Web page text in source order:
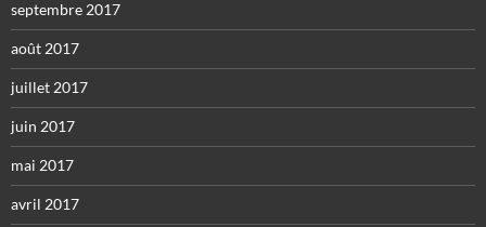
septembre 2017
août 2017
juillet 2017
juin 2017
mai 2017
avril 2017